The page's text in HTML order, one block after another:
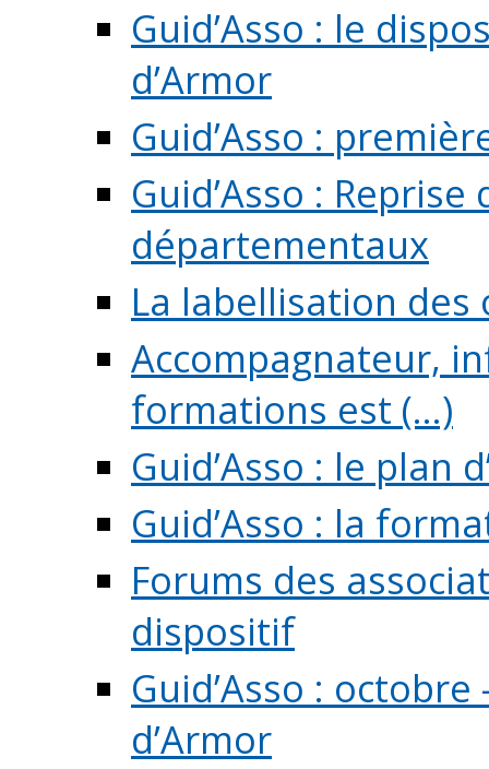
Guid’Asso : le
d’Armor
Guid’Asso :
Guid’Asso :
départementaux
La labellisation
Accompagnateur,
formations est (...)
Guid’Asso : le plan
Guid’Asso : la
Forums des
dispositif
Guid’Asso :
d’Armor